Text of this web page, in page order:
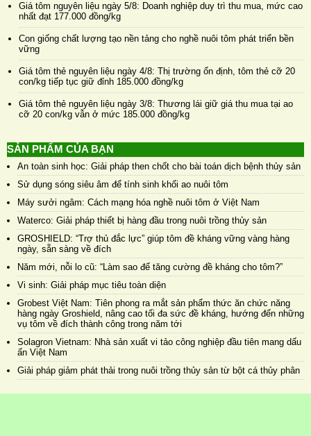
Giá tôm nguyên liệu ngày 5/8: Doanh nghiệp duy trì thu mua, mức cao
nhất đạt 177.000 đồng/kg
Con giống chất lượng tạo nền tảng cho nghề nuôi tôm phát triển bền
vững
Giá tôm thẻ nguyên liệu ngày 4/8: Thị trường ổn định, tôm thẻ cỡ 20
con/kg tiếp tục giữ đỉnh 185.000 đồng/kg
Giá tôm thẻ nguyên liệu ngày 3/8: Thương lái giữ giá thu mua tại ao
cỡ 20 con/kg vẫn ở mức 185.000 đồng/kg
SẢN PHẨM CỦA BẠN
An toàn sinh học: Giải pháp then chốt cho bài toán dịch bệnh thủy sản
Sử dụng sóng siêu âm để tính sinh khối ao nuôi tôm
Máy sưởi ngâm: Cách mạng hóa nghề nuôi tôm ở Việt Nam
Waterco: Giải pháp thiết bị hàng đầu trong nuôi trồng thủy sản
GROSHIELD: “Trợ thủ đắc lực” giúp tôm đề kháng vững vàng hàng
ngày, sẵn sàng về đích
Năm mới, nỗi lo cũ: “Làm sao để tăng cường đề kháng cho tôm?”
Vi sinh: Giải pháp mục tiêu toàn diện
Grobest Việt Nam: Tiên phong ra mắt sản phẩm thức ăn chức năng
hàng ngày Groshield, nâng cao tối đa sức đề kháng, hướng đến những
vụ tôm về đích thành công trong năm tới
Solagron Vietnam: Nhà sản xuất vi tảo công nghiệp đầu tiên mang dấu
ấn Việt Nam
Giải pháp giảm phát thải trong nuôi trồng thủy sản từ bột cá thủy phân